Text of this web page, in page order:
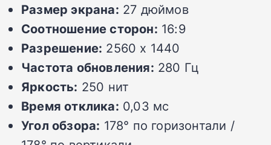
Размер экрана: 27 дюймов
Соотношение сторон: 16:9
Разрешение: 2560 x 1440
Частота обновления: 280 Гц
Яркость: 250 нит
Время отклика: 0,03 мс
Угол обзора: 178° по горизонтали /